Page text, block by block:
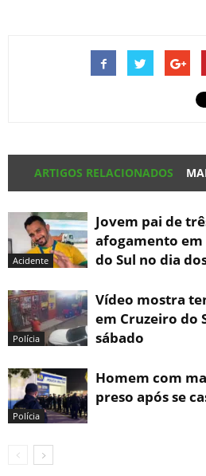
ARTIGOS RELACIONADOS
Acidente
Jovem pai de
afogamento em
do Sul no dia
Polícia
Vídeo mostra
em Cruzeiro do
sábado
Polícia
Homem com
preso após se